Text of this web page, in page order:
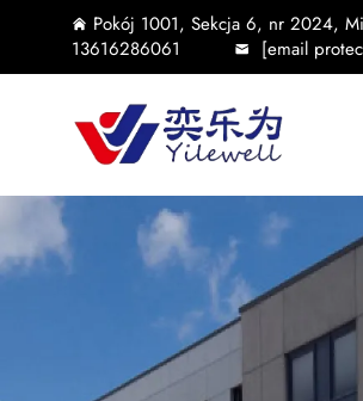
Pokój 1001, Sekcja 6, nr 2024,
13616286061
[email